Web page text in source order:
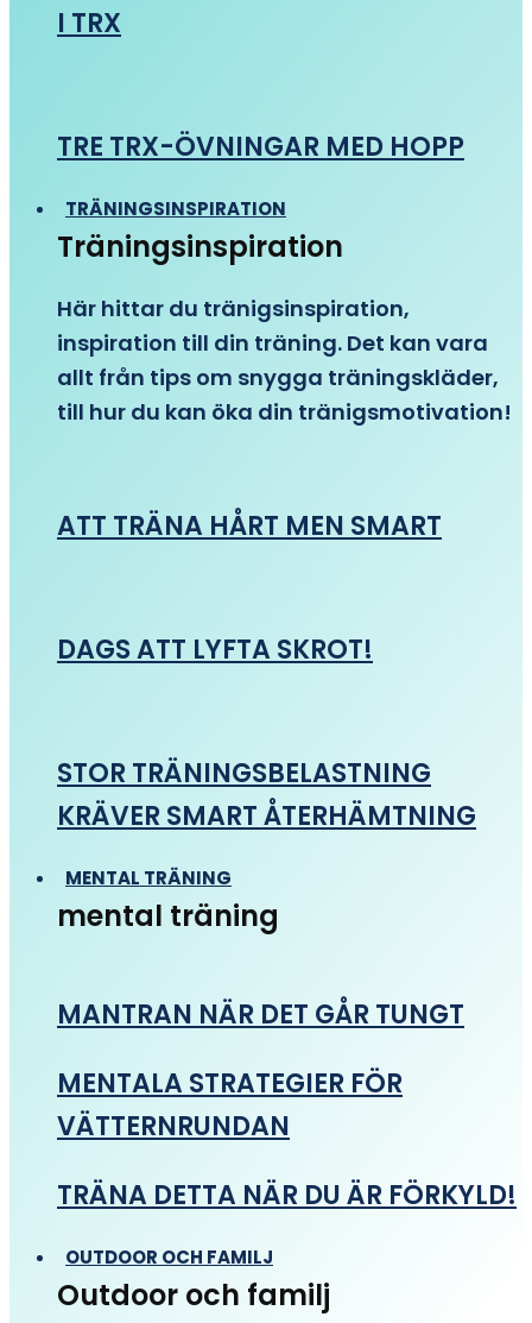
I TRX
TRE TRX-ÖVNINGAR MED HOPP
TRÄNINGSINSPIRATION
Träningsinspiration
Här hittar du tränigsinspiration,
inspiration till din träning. Det kan vara
allt från tips om snygga träningskläder,
till hur du kan öka din tränigsmotivation!
ATT TRÄNA HÅRT MEN SMART
DAGS ATT LYFTA SKROT!
STOR TRÄNINGSBELASTNING
KRÄVER SMART ÅTERHÄMTNING
MENTAL TRÄNING
mental träning
MANTRAN NÄR DET GÅR TUNGT
MENTALA STRATEGIER FÖR
VÄTTERNRUNDAN
TRÄNA DETTA NÄR DU ÄR FÖRKYLD!
OUTDOOR OCH FAMILJ
Outdoor och familj